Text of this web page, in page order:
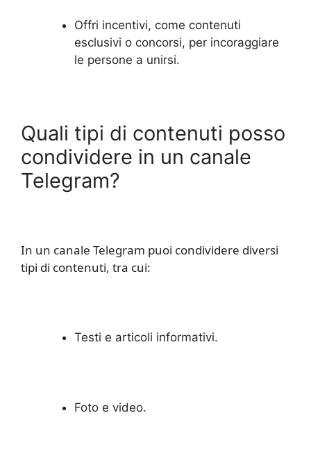
Offri incentivi, come contenuti
esclusivi o concorsi, per incoraggiare
le persone a unirsi.
Quali tipi di contenuti posso
condividere in un canale
Telegram?
In un canale Telegram puoi condividere diversi
tipi di contenuti, tra cui:
Testi e articoli informativi.
Foto e video.